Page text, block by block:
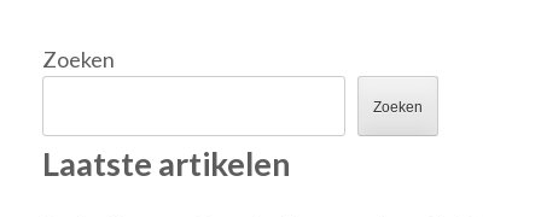
Zoeken
Zoeken
Laatste artikelen